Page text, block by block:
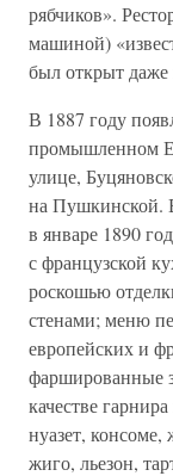
рябчиков».
машиной)
был открыт
В 1887 году
промышленном
улице,
на Пушкинской.
в январе 1890
с французской
роскошью
стенами; меню
европейских и
фаршированные
качестве
нуазет,
жиго, льезон,